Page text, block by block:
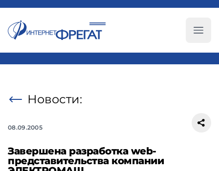
Новости:
08.09.2005
Завершена разработка web-
представительства компании